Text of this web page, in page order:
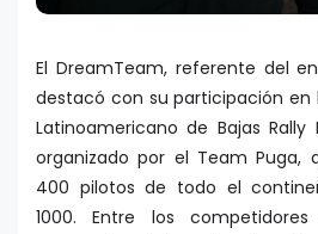
El DreamTeam, referente del
destacó con su participación en
Latinoamericano de Bajas Rally
organizado por el Team Puga,
400 pilotos de todo el
1000. Entre los